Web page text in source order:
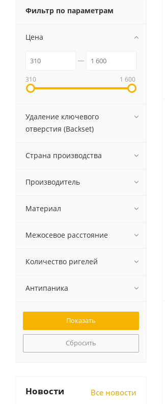
Фильтр по параметрам
Цена
310 1 600
Удаление ключевого
отверстия (Backset)
Страна производства
Производитель
Материал
Межосевое расстояние
Количество ригелей
Антипаника
Сбросить
Новости Все новости